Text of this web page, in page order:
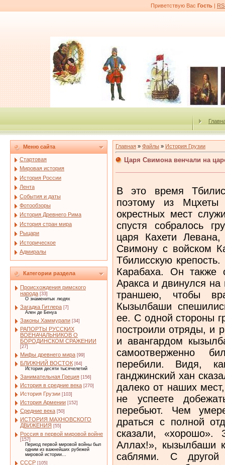
Приветствую Вас Гость |
Меню сайта
Стартовая
Мировая история
История России
Лента
События и даты
Фотообзоры
История Древнего Рима
История стран мира
Рыцари
Историческое
Адмиралы
Категории раздела
Происхождения римского
народа [33]
О знаменитых людях
Загадка Гитлера [7]
Ален де Бенуа
Законы Хаммурапи [34]
РАПОРТЫ РУССКИХ
ВОЕНАЧАЛЬНИКОВ О
БОРОДИНСКОМ СРАЖЕНИИ
[27]
Мифы древнего мира [99]
БЛИЖНИЙ ВОСТОК [64]
История десяти тысячелетий
Занимательная Греция [156]
История в средние века [270]
История Грузии [103]
История Армении [152]
Средние века [50]
ИСТОРИЯ МАХНОВСКОГО
ДВИЖЕНИЯ [55]
Россия в первой мировой войне
[157]
Период первой мировой войны был
одним из важнейших рубежей
мировой истории...
СССР [105]
Главная » Файлы » История Грузии
Царя Свимона венчали на
В это время
поэтому из
окрестных мест
спустя собралось
царя Кахети
Свимону с войском
Тбилисскую
Карабаха. Он также
Аракса и двинулся
траншею, чтобы
Кызылбаши
ее. С одной стороны
построили отряды, и
и авангардом
самоотверженно
перебили. Видя,
ганджинский хан
далеко от наших
не успеете
перебьют. Чем
драться с полной
сказали, «хорошо».
Аллах!», кызылбаши
саблями. С другой